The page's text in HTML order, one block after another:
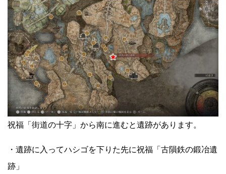
祝福「街道の十字」から南に進むと遺跡があります。
・遺跡に入ってハシゴを下りた先に祝福「古隕鉄の鍛冶遺
跡」